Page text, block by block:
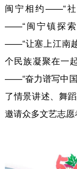
闽宁相约——“
——“闽宁镇探索
——“让塞上江南
个民族凝聚在一
——“奋力谱写中
了情景讲述、舞
邀请众多文艺志愿